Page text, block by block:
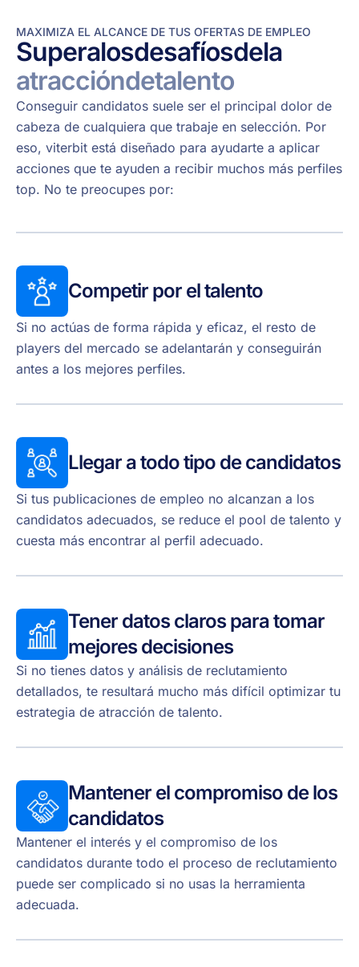
MAXIMIZA EL ALCANCE DE TUS OFERTAS DE EMPLEO
Superalosdesafíosdela
atraccióndetalento
Conseguir candidatos suele ser el principal dolor de
cabeza de cualquiera que trabaje en selección. Por
eso, viterbit está diseñado para ayudarte a aplicar
acciones que te ayuden a recibir muchos más perfiles
top. No te preocupes por:
Competir por el talento
Si no actúas de forma rápida y eficaz, el resto de
players del mercado se adelantarán y conseguirán
antes a los mejores perfiles.
Llegar a todo tipo de candidatos
Si tus publicaciones de empleo no alcanzan a los
candidatos adecuados, se reduce el pool de talento y
cuesta más encontrar al perfil adecuado.
Tener datos claros para tomar
mejores decisiones
Si no tienes datos y análisis de reclutamiento
detallados, te resultará mucho más difícil optimizar tu
estrategia de atracción de talento.
Mantener el compromiso de los
candidatos
Mantener el interés y el compromiso de los
candidatos durante todo el proceso de reclutamiento
puede ser complicado si no usas la herramienta
adecuada.